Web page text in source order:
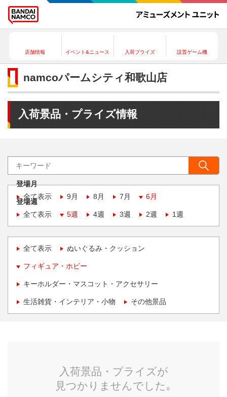
店舗情報 イベント&ニュース 入荷プライズ 設置ゲーム機
namcoパームシティ和歌山店
入荷景品・プライズ情報
登場月
全て表示
9月 8月 7月 6月
登場週
全て表示
5週 4週 3週 2週 1週
全て表示 ぬいぐるみ・クッション
フィギュア・ホビー
キーホルダー・マスコット・アクセサリー
生活雑貨・インテリア・小物 その他景品